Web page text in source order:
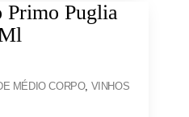
Puglia
MÉDIO CORPO, VINHOS